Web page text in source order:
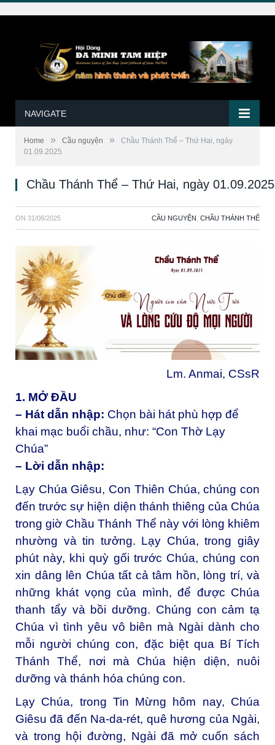
NAVIGATE
Home » Cầu nguyện »
Chầu Thánh Thể – Thứ Hai, ngày
01.09.2025
Chầu Thánh Thể – Thứ Hai, ngày 01.09.2025
ON 31/08/2025 CẦU NGUYỆN CHẦU THÁNH THỂ
Lm. Anmai, CSsR
1. MỞ ĐẦU
– Hát dẫn nhập: Chọn bài hát phù hợp để
khai mạc buổi chầu, như: “Con Thờ Lạy
Chúa”
– Lời dẫn nhập:
Lạy Chúa Giêsu, Con Thiên Chúa, chúng con
đến trước sự hiện diện thánh thiêng của Chúa
trong giờ Chầu Thánh Thể này với lòng khiêm
nhường và tin tưởng. Lạy Chúa, trong giây
phút này, khi quỳ gối trước Chúa, chúng con
xin dâng lên Chúa tất cả tâm hồn, lòng trí, và
những khát vọng của mình, để được Chúa
thanh tẩy và bồi dưỡng. Chúng con cảm tạ
Chúa vì tình yêu vô biên mà Ngài dành cho
mỗi người chúng con, đặc biệt qua Bí Tích
Thánh Thể, nơi mà Chúa hiện diện, nuôi
dưỡng và thánh hóa chúng con.
Lạy Chúa, trong Tin Mừng hôm nay, Chúa
Giêsu đã đến Na-da-rét, quê hương của Ngài,
và trong hội đường, Ngài đã mở cuốn sách